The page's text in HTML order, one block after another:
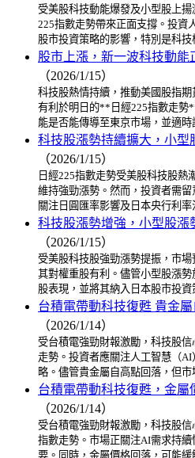
受美股科技動能爆發及小型股上
225指數走勢帶來正面支撐。投資
股市投資策略的影響，特別是科
股市上漲，新一波科技動能
（2026/1/15）
科技股熱情持續，推動美國股指
有利於明日的**日經225指數走勢
能是否能傳導至東京市場，並適
科技股漲勢持續擴大，小型
（2026/1/15）
日經225指數走勢受美股科技股熱
維持強勁漲勢。然而，投資者需
關注日圓匯率影響及日本央行利
科技股漲勢增強，小型股漲
（2026/1/15）
受美股科技股強勁漲勢提振，市
其對權重股有利。儘管小型股漲
股表現，並將其納入日本股市投
台積電帶動科技復甦 貴金
（2026/1/14）
受台積電強勁財報激勵，科技股
走勢。投資者應關注人工智慧（
略。儘管貴金屬自高點回落，但
台積電帶動科技復甦，金
（2026/1/14）
受台積電強勁財報激勵，科技股
指數走勢。市場正關注AI需求持
要。同時，金屬價格回落，可能